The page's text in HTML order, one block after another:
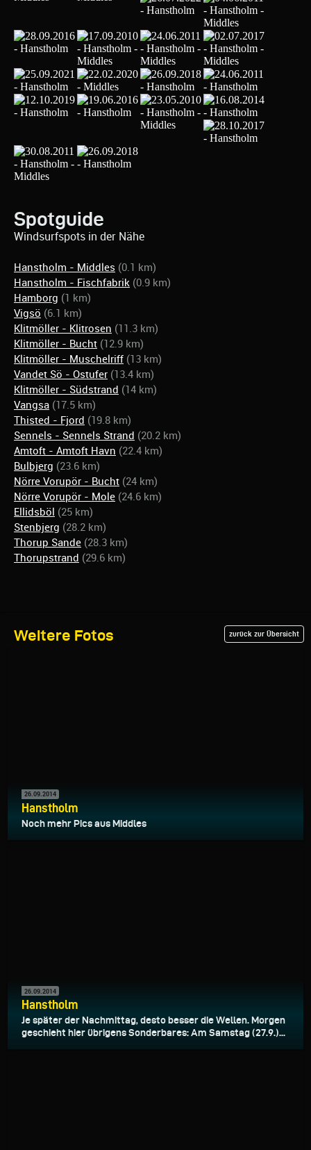
Spotguide
Windsurfspots in der Nähe
Hanstholm - Middles (0.1 km)
Hanstholm - Fischfabrik (0.9 km)
Hamborg (1 km)
Vigsö (6.1 km)
Klitmöller - Klitrosen (11.3 km)
Klitmöller - Bucht (12.9 km)
Klitmöller - Muschelriff (13 km)
Vandet Sö - Ostufer (13.4 km)
Klitmöller - Südstrand (14 km)
Vangsa (17.5 km)
Thisted - Fjord (19.8 km)
Sennels - Sennels Strand (20.2 km)
Amtoft - Amtoft Havn (22.4 km)
Bulbjerg (23.6 km)
Nörre Vorupör - Bucht (24 km)
Nörre Vorupör - Mole (24.6 km)
Ellidsböl (25 km)
Stenbjerg (28.2 km)
Thorup Sande (28.3 km)
Thorupstrand (29.6 km)
Weitere Fotos zurück zur Übersicht
26.09.2014
Hanstholm
Noch mehr Pics aus Middles
26.09.2014
Hanstholm
Je später der Nachmittag, desto besser die Wellen. Morgen
geschieht hier übrigens Sonderbares: Am Samstag (27.9.)...